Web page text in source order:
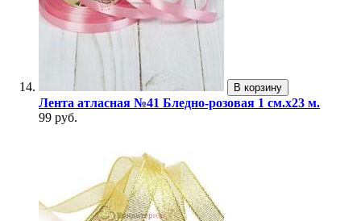
В корзину
Лента атласная №41 Бледно-розовая 1 см.х23 м.
99 руб.